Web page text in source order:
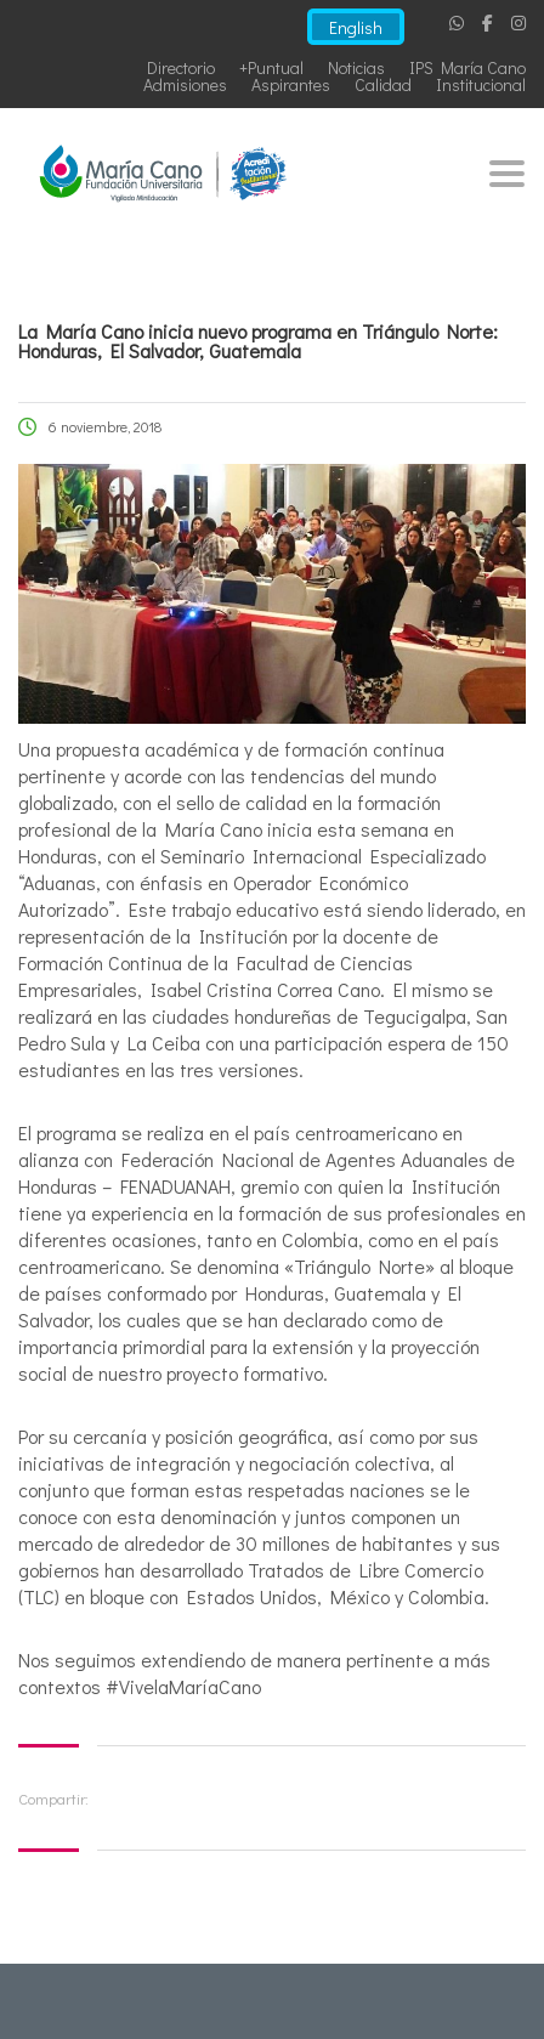
English
IPS María Cano
Noticias
+Puntual
Directorio
Institucional
Calidad
Aspirantes
Admisiones
La María Cano inicia nuevo programa en Triángulo Norte:
Honduras, El Salvador, Guatemala
6 noviembre, 2018
Una propuesta académica y de formación continua
pertinente y acorde con las tendencias del mundo
globalizado, con el sello de calidad en la formación
profesional de la María Cano inicia esta semana en
Honduras, con el Seminario Internacional Especializado
“Aduanas, con énfasis en Operador Económico
Autorizado”. Este trabajo educativo está siendo liderado, en
representación de la Institución por la docente de
Formación Continua de la Facultad de Ciencias
Empresariales, Isabel Cristina Correa Cano. El mismo se
realizará en las ciudades hondureñas de Tegucigalpa, San
Pedro Sula y La Ceiba con una participación espera de 150
estudiantes en las tres versiones.
El programa se realiza en el país centroamericano en
alianza con Federación Nacional de Agentes Aduanales de
Honduras – FENADUANAH, gremio con quien la Institución
tiene ya experiencia en la formación de sus profesionales en
diferentes ocasiones, tanto en Colombia, como en el país
centroamericano. Se denomina «Triángulo Norte» al bloque
de países conformado por Honduras, Guatemala y El
Salvador, los cuales que se han declarado como de
importancia primordial para la extensión y la proyección
social de nuestro proyecto formativo.
Por su cercanía y posición geográfica, así como por sus
iniciativas de integración y negociación colectiva, al
conjunto que forman estas respetadas naciones se le
conoce con esta denominación y juntos componen un
mercado de alrededor de 30 millones de habitantes y sus
gobiernos han desarrollado Tratados de Libre Comercio
(TLC) en bloque con Estados Unidos, México y Colombia.
Nos seguimos extendiendo de manera pertinente a más
contextos #VivelaMaríaCano
Compartir: